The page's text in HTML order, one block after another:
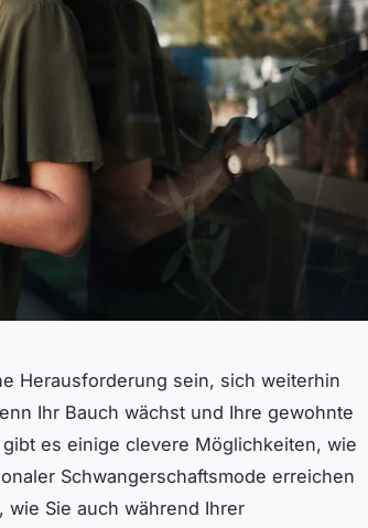
Herausforderung sein, sich weiterhin
Ihr Bauch wächst und Ihre gewohnte
es einige clevere Möglichkeiten, wie
Schwangerschaftsmode erreichen
wie Sie auch während Ihrer